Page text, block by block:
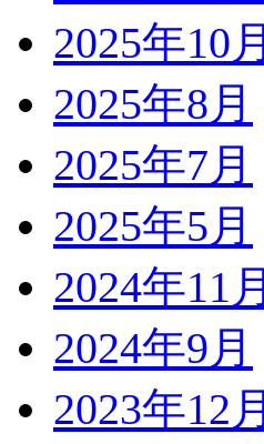
2025年10月
2025年8月
2025年7月
2025年5月
2024年11月
2024年9月
2023年12月